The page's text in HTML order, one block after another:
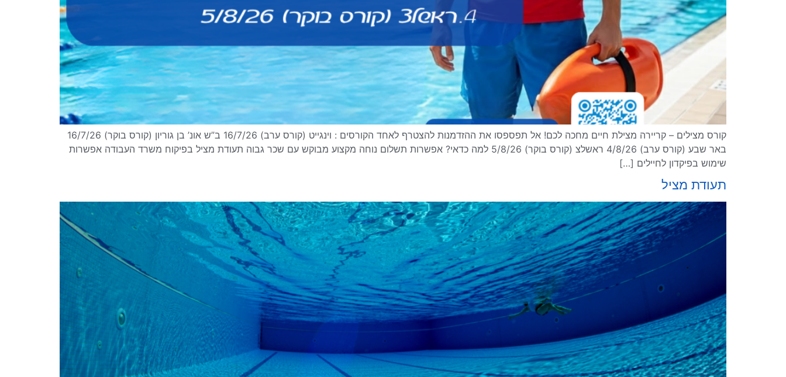
קורס מצילים – קריירה מצילת חיים מחכה לכם! אל תפספסו את ההזדמנות להצטרף לאחד הקורסים : וינגייט (קורס ערב) 16/7/26 ב”ש אונ’ בן גוריון (קורס בוקר) 16/7/26
באר שבע (קורס ערב) 4/8/26 ראשלצ (קורס בוקר) 5/8/26 למה כדאי? אפשרות תשלום נוחה מקצוע מבוקש עם שכר גבוה תעודת מציל בפיקוח משרד העבודה אפשרות
שימוש בפיקדון לחיילים […]
תעודת מציל